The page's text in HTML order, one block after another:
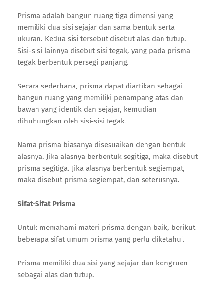
Prisma adalah bangun ruang tiga dimensi yang
memiliki dua sisi sejajar dan sama bentuk serta
ukuran. Kedua sisi tersebut disebut alas dan tutup.
Sisi-sisi lainnya disebut sisi tegak, yang pada prisma
tegak berbentuk persegi panjang.
Secara sederhana, prisma dapat diartikan sebagai
bangun ruang yang memiliki penampang atas dan
bawah yang identik dan sejajar, kemudian
dihubungkan oleh sisi-sisi tegak.
Nama prisma biasanya disesuaikan dengan bentuk
alasnya. Jika alasnya berbentuk segitiga, maka disebut
prisma segitiga. Jika alasnya berbentuk segiempat,
maka disebut prisma segiempat, dan seterusnya.
Sifat-Sifat Prisma
Untuk memahami materi prisma dengan baik, berikut
beberapa sifat umum prisma yang perlu diketahui.
Prisma memiliki dua sisi yang sejajar dan kongruen
sebagai alas dan tutup.